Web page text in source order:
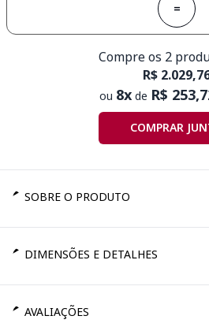
=
Compre os 2
R$
ou 8x de R$
COMPRAR
SOBRE O PRODUTO
DIMENSÕES E DETALHES
AVALIAÇÕES